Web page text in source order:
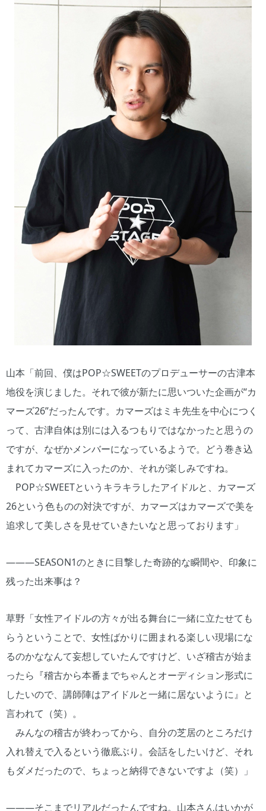
山本「前回、僕はPOP☆SWEETのプロデューサーの古津本
地役を演じました。それで彼が新たに思いついた企画が“カ
マーズ26”だったんです。カマーズはミキ先生を中心につく
って、古津自体は別には入るつもりではなかったと思うの
ですが、なぜかメンバーになっているようで。どう巻き込
まれてカマーズに入ったのか、それが楽しみですね。
POP☆SWEETというキラキラしたアイドルと、カマーズ
26という色ものの対決ですが、カマーズはカマーズで美を
追求して美しさを見せていきたいなと思っております」
―――SEASON1のときに目撃した奇跡的な瞬間や、印象に
残った出来事は？
草野「女性アイドルの方々が出る舞台に一緒に立たせても
らうということで、女性ばかりに囲まれる楽しい現場にな
るのかななんて妄想していたんですけど、いざ稽古が始ま
ったら『稽古から本番までちゃんとオーディション形式に
したいので、講師陣はアイドルと一緒に居ないように』と
言われて（笑）。
みんなの稽古が終わってから、自分の芝居のところだけ
入れ替えで入るという徹底ぶり。会話をしたいけど、それ
もダメだったので、ちょっと納得できないですよ（笑）」
―――そこまでリアルだったんですね。山本さんはいかが